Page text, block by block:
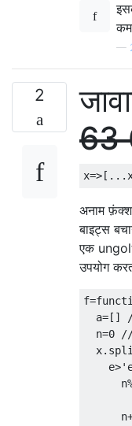
कम
—
2
63
x=>[...
अनाम
बाइट्स
एक
उपयोग
f=
  a
=[]
  n
=0
  x
.
    e
>
      n
      n